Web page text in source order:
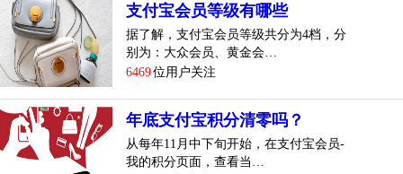
支付宝会员等级有哪些
据了解，支付宝会员等级共分为4档，分
别为：大众会员、黄金会…
6469位用户关注
年底支付宝积分清零吗？
从每年11月中下旬开始，在支付宝会员-
我的积分页面，查看当…